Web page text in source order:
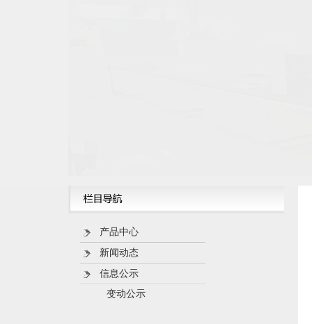
产品中心
新闻动态
信息公示
变动公示